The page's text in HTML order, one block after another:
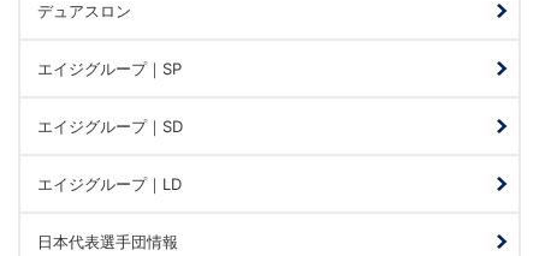
デュアスロン
エイジグループ｜SP
エイジグループ｜SD
エイジグループ｜LD
日本代表選手団情報